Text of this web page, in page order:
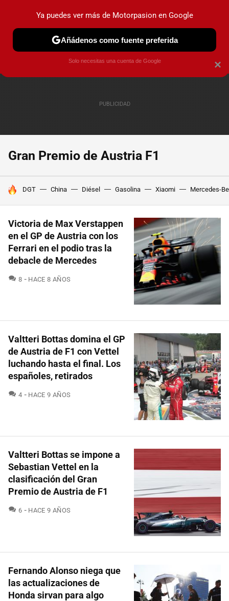
PRUEBAS COCHES ELÉCTRICOS OBSERVATORIO
Gran Premio de Austria F1
HOY SE HABLA DE
DGT China Diésel Gasolina Xiaomi Mercedes-
Victoria de Max Verstappen
en el GP de Austria con los
Ferrari en el podio tras la
debacle de Mercedes
8 COMENTARIOS
HACE 8 AÑOS
Valtteri Bottas domina el GP
de Austria de F1 con Vettel
luchando hasta el final. Los
españoles, retirados
4 COMENTARIOS
HACE 9 AÑOS
Valtteri Bottas se impone a
Sebastian Vettel en la
clasificación del Gran
Premio de Austria de F1
6 COMENTARIOS
HACE 9 AÑOS
Fernando Alonso niega que
las actualizaciones de
Honda sirvan para algo
×
Ya puedes ver más de Motorpasion en Google
Añádenos como fuente preferida
Solo necesitas una cuenta de Google